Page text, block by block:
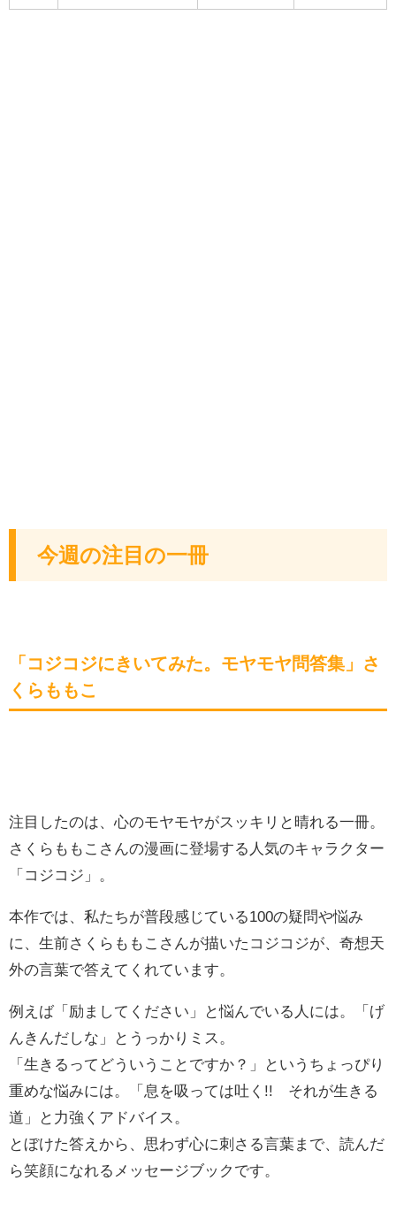
今週の注目の一冊
「コジコジにきいてみた。モヤモヤ問答集」さ
くらももこ
注目したのは、心のモヤモヤがスッキリと晴れる一冊。
さくらももこさんの漫画に登場する人気のキャラクター
「コジコジ」。
本作では、私たちが普段感じている100の疑問や悩み
に、生前さくらももこさんが描いたコジコジが、奇想天
外の言葉で答えてくれています。
例えば「励ましてください」と悩んでいる人には。「げ
んきんだしな」とうっかりミス。
「生きるってどういうことですか？」というちょっぴり
重めな悩みには。「息を吸っては吐く!! それが生きる
道」と力強くアドバイス。
とぼけた答えから、思わず心に刺さる言葉まで、読んだ
ら笑顔になれるメッセージブックです。